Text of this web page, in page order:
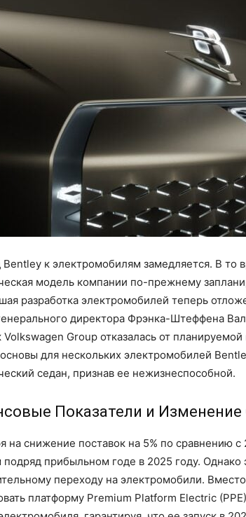
к электромобилям замедляется. В то
модель компании по-прежнему
разработка электромобилей теперь
директора Фрэнка-Штеффена
Volkswagen Group отказалась от
для нескольких электромобилей
седан, признав ее нежизнеспособной.
Показатели и Изменение
на снижение поставок на 5% по сравнению
прибыльном годе в 2025 году. Однако
переходу на электромобили.
платформу Premium Platform Electric